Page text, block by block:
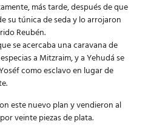
más tarde, después de que
su túnica de seda y lo arrojaron
Reubén.
se acercaba una caravana de
a Mitzraim, y a Yehudá se
como esclavo en lugar de
este nuevo plan y vendieron al
veinte piezas de plata.